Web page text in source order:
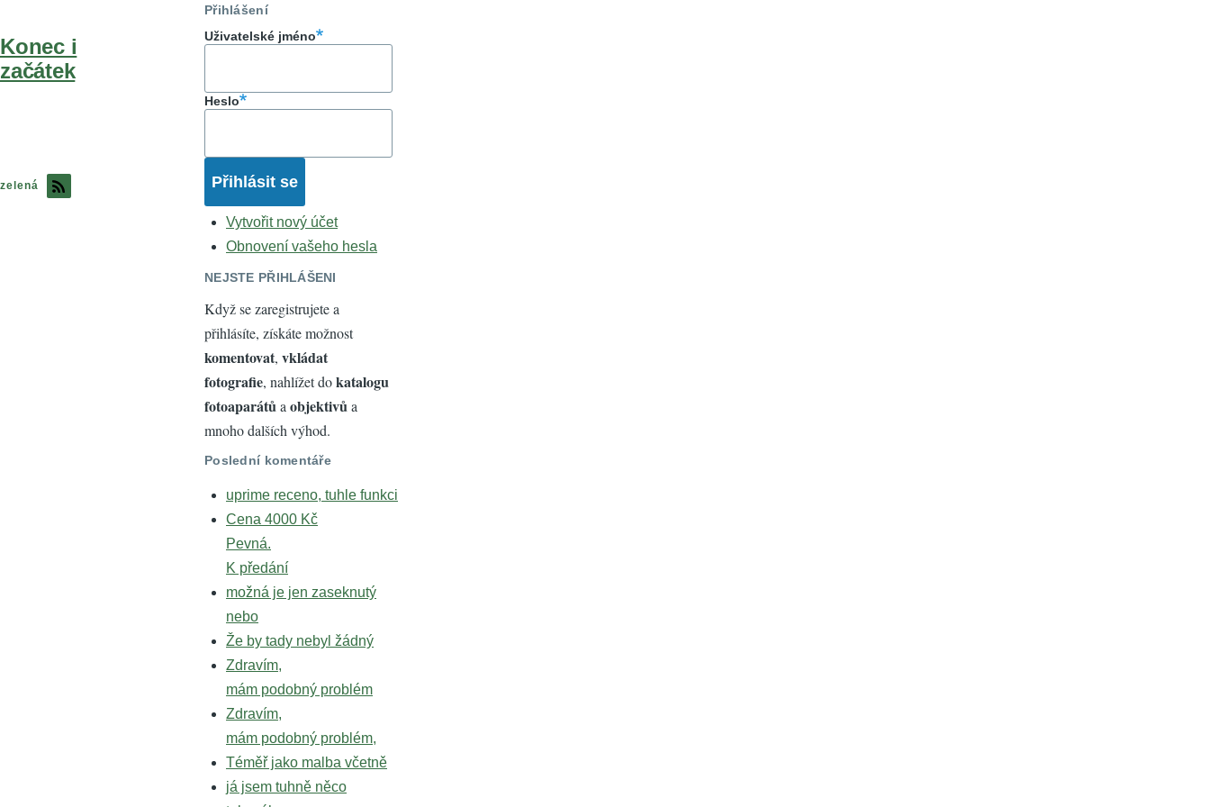
Konec i
začátek
zelená
Přihlášení
Uživatelské jméno
Heslo
Vytvořit nový účet
Obnovení vašeho hesla
NEJSTE PŘIHLÁŠENI
Když se zaregistrujete a
přihlásíte, získáte možnost
komentovat, vkládat
fotografie, nahlížet dokatalogu
fotoaparátůa objektivůa
mnoho dalších výhod.
Poslední komentáře
uprime receno, tuhle funkci
Cena 4000 Kč
Pevná.
K předání
možná je jen zaseknutý
nebo
Že by tady nebyl žádný
Zdravím,
mám podobný problém
Zdravím,
mám podobný problém,
Téměř jako malba včetně
já jsem tuhně něco